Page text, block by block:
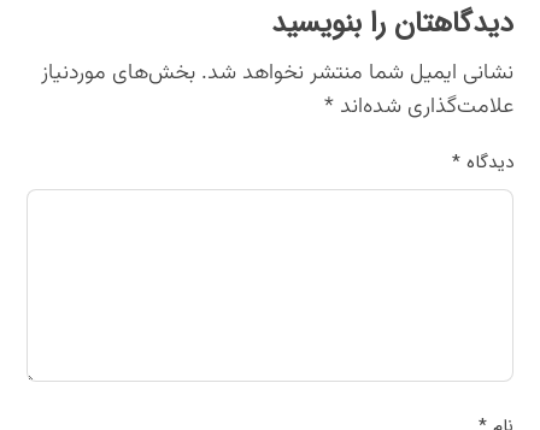
دیدگاهتان را بنویسید
نشانی ایمیل شما منتشر نخواهد شد. بخش‌های موردنیاز
علامت‌گذاری شده‌اند*
دیدگاه*